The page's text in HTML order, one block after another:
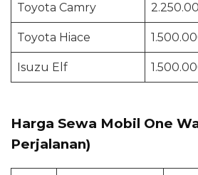
Toyota Camry
Toyota Hiace
Isuzu Elf
Harga Sewa Mobil One
Perjalanan)